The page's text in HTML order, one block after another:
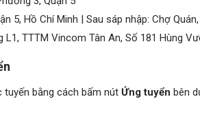
5, Hồ Chí Minh | Sau sáp nhập: Chợ
L1, TTTM Vincom Tân An, Số 181 Hùng
bằng cách bấm nút Ứng tuyển bên